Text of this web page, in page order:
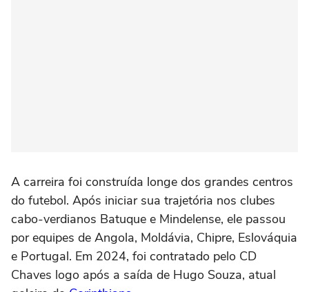
A carreira foi construída longe dos grandes centros
do futebol. Após iniciar sua trajetória nos clubes
cabo-verdianos Batuque e Mindelense, ele passou
por equipes de Angola, Moldávia, Chipre, Eslováquia
e Portugal. Em 2024, foi contratado pelo CD
Chaves logo após a saída de Hugo Souza, atual